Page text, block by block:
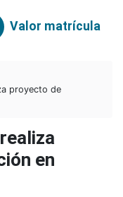
Valor matrícula
proyecto de
en